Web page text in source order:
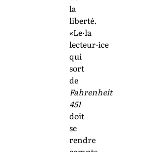
la
liberté.
«Le·la
lecteur·ice
qui
sort
de
Fahrenheit
451
doit
se
rendre